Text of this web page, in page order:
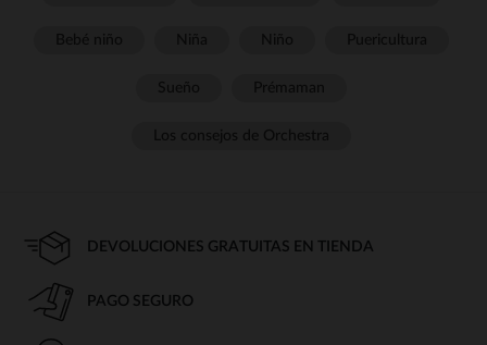
DEVOLUCIONES GRATUITAS EN TIENDA
PAGO SEGURO